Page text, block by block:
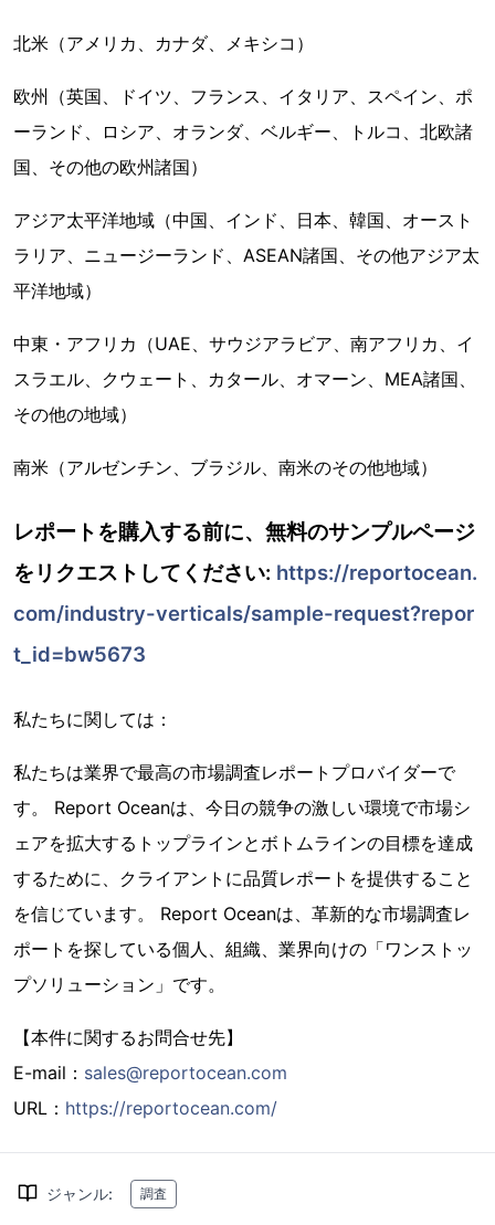
北米（アメリカ、カナダ、メキシコ）
欧州（英国、ドイツ、フランス、イタリア、スペイン、ポ
ーランド、ロシア、オランダ、ベルギー、トルコ、北欧諸
国、その他の欧州諸国）
アジア太平洋地域（中国、インド、日本、韓国、オースト
ラリア、ニュージーランド、ASEAN諸国、その他アジア太
平洋地域）
中東・アフリカ（UAE、サウジアラビア、南アフリカ、イ
スラエル、クウェート、カタール、オマーン、MEA諸国、
その他の地域）
南米（アルゼンチン、ブラジル、南米のその他地域）
レポートを購入する前に、無料のサンプルページ
をリクエストしてください: https://reportocean.
com/industry-verticals/sample-request?repor
t_id=bw5673
私たちに関しては：
私たちは業界で最高の市場調査レポートプロバイダーで
す。 Report Oceanは、今日の競争の激しい環境で市場シ
ェアを拡大するトップラインとボトムラインの目標を達成
するために、クライアントに品質レポートを提供すること
を信じています。 Report Oceanは、革新的な市場調査レ
ポートを探している個人、組織、業界向けの「ワンストッ
プソリューション」です。
【本件に関するお問合せ先】
E-mail： sales@reportocean.com
URL： https://reportocean.com/
ジャンル: 調査